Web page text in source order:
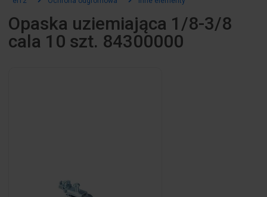
Opaska uziemiająca 1/8-3/8
cala 10 szt. 84300000